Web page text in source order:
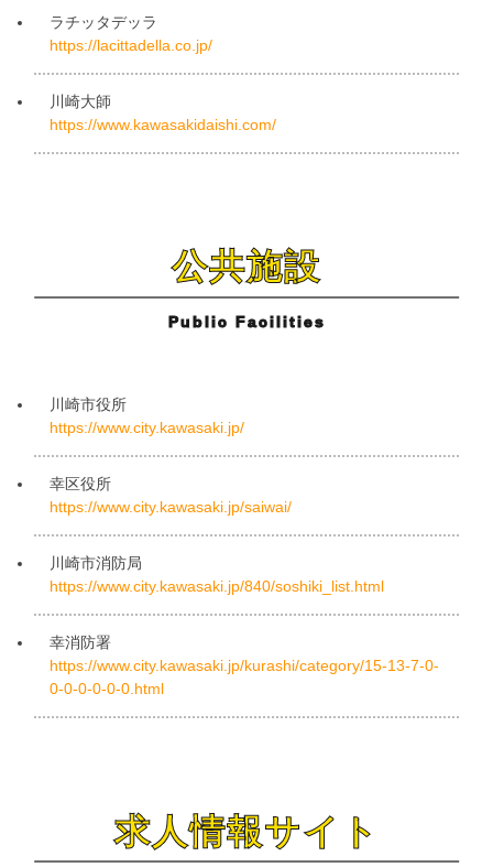
ラチッタデッラ
https://lacittadella.co.jp/
川崎大師
https://www.kawasakidaishi.com/
公共施設
Public Facilities
川崎市役所
https://www.city.kawasaki.jp/
幸区役所
https://www.city.kawasaki.jp/saiwai/
川崎市消防局
https://www.city.kawasaki.jp/840/soshiki_list.html
幸消防署
https://www.city.kawasaki.jp/kurashi/category/15-13-7-0-
0-0-0-0-0-0.html
求人情報サイト